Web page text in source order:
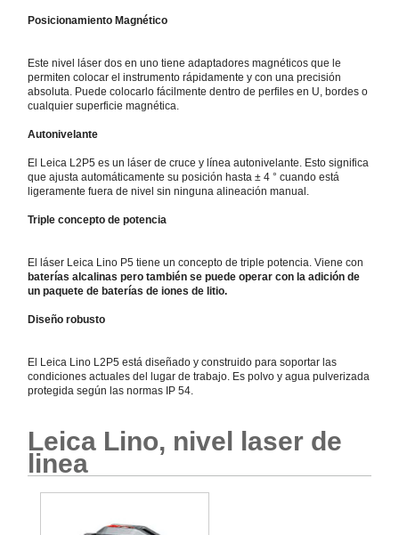
Posicionamiento Magnético
Este nivel láser dos en uno tiene adaptadores magnéticos que le
permiten colocar el instrumento rápidamente y con una precisión
absoluta. Puede colocarlo fácilmente dentro de perfiles en U, bordes o
cualquier superficie magnética.
Autonivelante
El Leica L2P5 es un láser de cruce y línea autonivelante. Esto significa
que ajusta automáticamente su posición hasta ± 4 ° cuando está
ligeramente fuera de nivel sin ninguna alineación manual.
Triple concepto de potencia
El láser Leica Lino P5 tiene un concepto de triple potencia. Viene con
baterías alcalinas pero también se puede operar con la adición de
un paquete de baterías de iones de litio.
Diseño robusto
El Leica Lino L2P5 está diseñado y construido para soportar las
condiciones actuales del lugar de trabajo. Es polvo y agua pulverizada
protegida según las normas IP 54.
Leica Lino, nivel laser de
linea